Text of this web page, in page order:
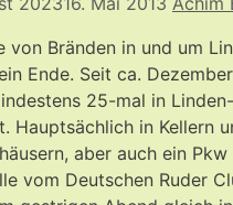
von Bränden in und um
Ende. Seit ca.
25-mal in
Hauptsächlich in Kellern
aber auch ein
vom Deutschen Ruder